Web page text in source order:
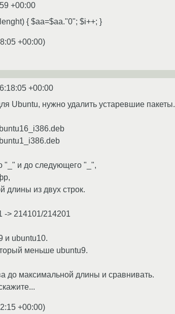
+00:00
{ $aa=$aa."0"; $i++; }
+00:00)
+00:00
Ubuntu, нужно удалить устаревшие пакеты.
"_" и до следующего "_",
длины из двух строк.
-> 214101/214201
и ubuntu10.
меньше ubuntu9.
до максимальной длины и сравнивать.
+00:00)